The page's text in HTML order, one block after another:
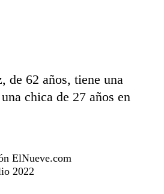
de 62 años, tiene una
chica de 27 años en
ElNueve.com
2022